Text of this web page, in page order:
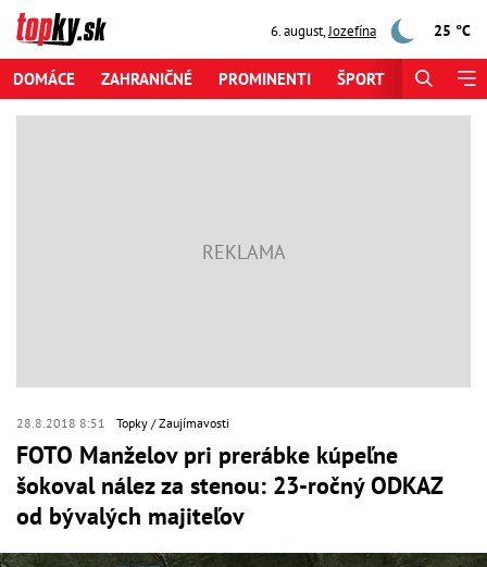
6. august,Jozefína 25 °C
DOMÁCE ZAHRANIČNÉ PROMINENTI ŠPORT
28.8.2018 8:51 Topky Zaujímavosti
FOTO Manželov pri prerábke kúpeľne
šokoval nález za stenou: 23-ročný ODKAZ
od bývalých majiteľov